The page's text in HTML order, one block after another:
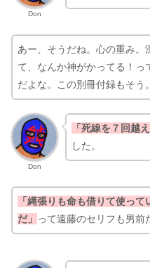
Don
あー、そうだね。心の重み。
て、なんか神がかってる！っ
だよな。この別冊付録もそう。
Don
「死線を７回越
した。
「縄張りも命も借りて使っ
だ」 って遠藤のセリフも男前